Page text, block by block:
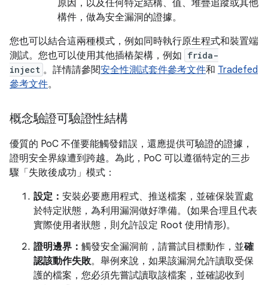
原因，以及任何特定結構、值、堆疊追蹤或其他
構件，做為安全漏洞的證據。
您也可以結合這兩種模式，例如同時執行原生程式和裝置端
測試。您也可以使用其他插樁架構，例如 frida-
inject 。詳情請參閱安全性測試套件參考文件和 Tradefed
參考文件。
概念驗證可驗證性結構
優質的 PoC 不僅要能觸發錯誤，還應提供可驗證的證據，
證明安全界線遭到跨越。為此，PoC 可以遵循特定的三步
驟「失敗後成功」模式：
設定： 安裝必要應用程式、推送檔案，並確保裝置處
於特定狀態，為利用漏洞做好準備。(如果合理且代表
實際使用者狀態，則允許設定 Root 使用情形)。
證明邊界： 觸發安全漏洞前，請嘗試目標動作，並確
認該動作失敗。舉例來說，如果該漏洞允許讀取受保
護的檔案，您必須先嘗試讀取該檔案，並確認收到